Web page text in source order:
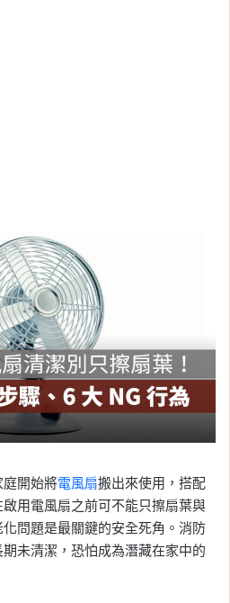
庭開始將電風扇搬出來使用，搭配
用電風扇之前可不能只擦扇葉與
問題是最關鍵的安全死角。消防
未清潔，恐怕成為潛藏在家中的